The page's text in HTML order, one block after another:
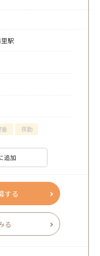
駅
番 夜勤
追加
する
る